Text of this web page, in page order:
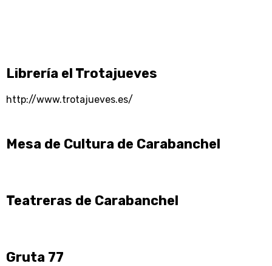
Librería el Trotajueves
http://www.trotajueves.es/
Mesa de Cultura de Carabanchel
Teatreras de Carabanchel
Gruta 77